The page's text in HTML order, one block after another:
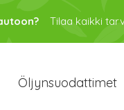
Tilaa kaikki
Öljynsuodattimet